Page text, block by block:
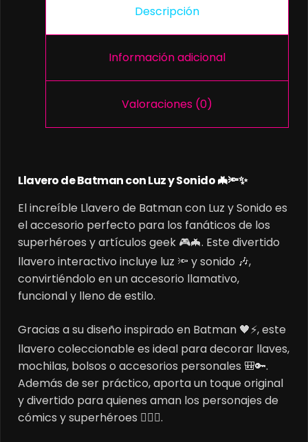
Descripción
Información adicional
Valoraciones (0)
Llavero de Batman con Luz y Sonido 🦇🔦✨
El increíble Llavero de Batman con Luz y Sonido es
el accesorio perfecto para los fanáticos de los
superhéroes y artículos geek 🎮🦇. Este divertido
llavero interactivo incluye luz 🔦 y sonido 🎶,
convirtiéndolo en un accesorio llamativo,
funcional y lleno de estilo.
Gracias a su diseño inspirado en Batman 🖤⚡, este
llavero coleccionable es ideal para decorar llaves,
mochilas, bolsos o accesorios personales 🎒🔑.
Además de ser práctico, aporta un toque original
y divertido para quienes aman los personajes de
cómics y superhéroes 🦸‍♂️✨.